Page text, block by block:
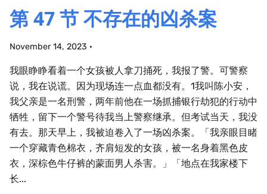
第 47 节 不存在的凶杀案
November 14, 2023 ·
我眼睁睁看着一个女孩被人拿刀捅死，我报了警。可警察
说，我在说谎。因为现场连一点血都没有。1我叫陈小安，
我父亲是一名刑警，两年前他在一场抓捕银行劫犯的行动中
牺牲，留下一个警号待我当上警察继承。但考试当天，我没
有去。那天早上，我被迫卷入了一场凶杀案。「我亲眼目睹
一个穿藏青色棉衣，齐肩短发的女孩，被一名身着黑色皮
衣，深棕色牛仔裤的蒙面男人杀害。」「地点在我家楼下
长...